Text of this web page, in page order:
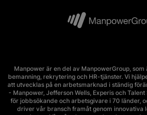
Manpower är en del av ManpowerGroup,
bemanning, rekrytering och HR-tjänster. Vi
att utvecklas på en arbetsmarknad i ständig
- Manpower, Jefferson Wells, Experis och
för jobbsökande och arbetsgivare i 70 länder,
driver vår bransch framåt genom innovativa